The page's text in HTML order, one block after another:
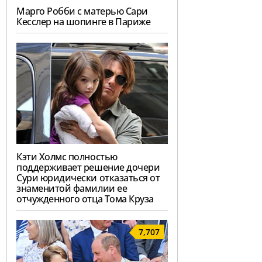
Марго Робби с матерью Сари
Кесслер на шопинге в Париже
Кэти Холмс полностью
поддерживает решение дочери
Сури юридически отказаться от
знаменитой фамилии ее
отчужденного отца Тома Круза
7,707